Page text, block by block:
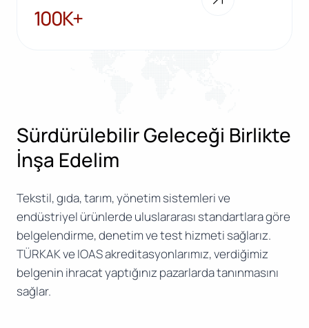
100K+
100K+
Sürdürülebilir Geleceği Birlikte
İnşa Edelim
Tekstil, gıda, tarım, yönetim sistemleri ve
endüstriyel ürünlerde uluslararası standartlara göre
belgelendirme, denetim ve test hizmeti sağlarız.
TÜRKAK ve IOAS akreditasyonlarımız, verdiğimiz
belgenin ihracat yaptığınız pazarlarda tanınmasını
sağlar.